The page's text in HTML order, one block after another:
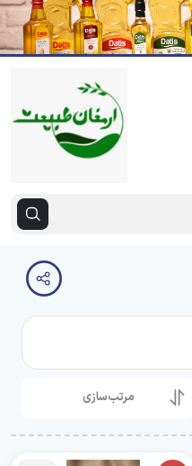
مرتب‌سازی